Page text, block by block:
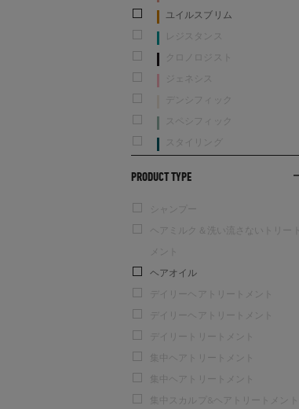
ユイルスブリム
レジスタンス
クロノロジスト
ジェネシス
スペシフィック
スタイリング
PRODUCT TYPE
シャンプー
ヘアミルク＆洗い流さないトリート
メント
ヘアオイル
デイリーヘアトリートメント
デイリーヘアトリートメント
デイリートリートメント
集中ヘアトリートメント
集中ヘアトリートメント
集中スカルプ&ヘアトリートメント